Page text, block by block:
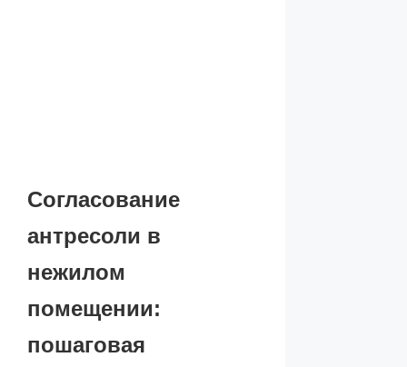
Согласование
антресоли в
нежилом
помещении:
пошаговая